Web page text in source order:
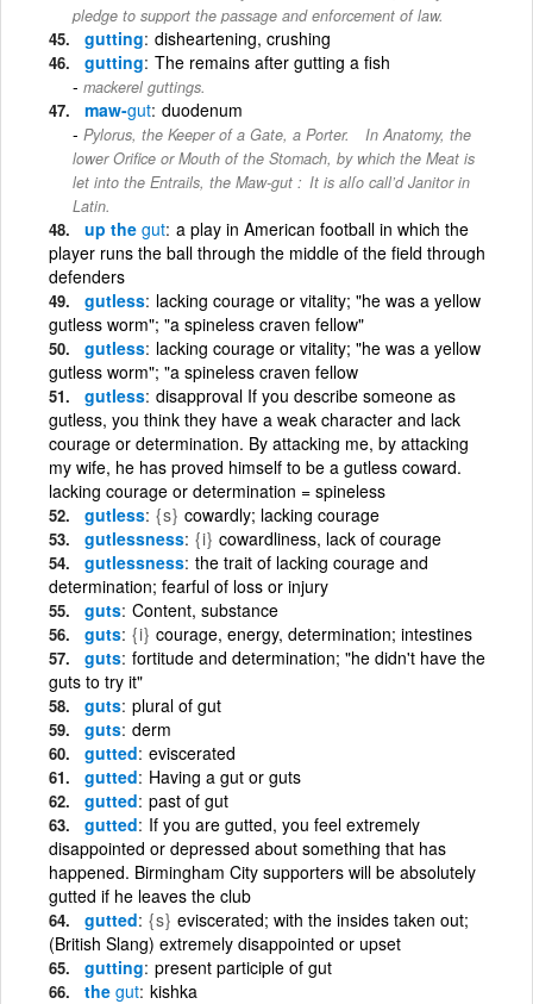
pledge to support the passage and enforcement of law.
gutting disheartening, crushing
gutting The remains after gutting a fish
mackerel guttings.
maw-gut duodenum
Pylorus, the Keeper of a Gate, a Porter. In Anatomy, the
lower Oriﬁce or Mouth of the Stomach, by which the Meat is
let into the Entrails, the Maw-gut : It is alſo call’d Janitor in
Latin.
up the gut a play in American football in which the
player runs the ball through the middle of the field through
defenders
gutless lacking courage or vitality; "he was a yellow
gutless worm"; "a spineless craven fellow"
gutless lacking courage or vitality; "he was a yellow
gutless worm"; "a spineless craven fellow
gutless disapproval If you describe someone as
gutless, you think they have a weak character and lack
courage or determination. By attacking me, by attacking
my wife, he has proved himself to be a gutless coward.
lacking courage or determination = spineless
gutless {s} cowardly; lacking courage
gutlessness {i} cowardliness, lack of courage
gutlessness the trait of lacking courage and
determination; fearful of loss or injury
guts Content, substance
guts {i} courage, energy, determination; intestines
guts fortitude and determination; "he didn't have the
guts to try it"
guts plural of gut
guts derm
gutted eviscerated
gutted Having a gut or guts
gutted past of gut
gutted If you are gutted, you feel extremely
disappointed or depressed about something that has
happened. Birmingham City supporters will be absolutely
gutted if he leaves the club
gutted {s} eviscerated; with the insides taken out;
(British Slang) extremely disappointed or upset
gutting present participle of gut
the gut kishka